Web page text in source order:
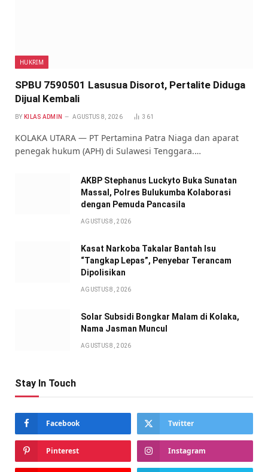
HUKRIM
SPBU 7590501 Lasusua Disorot, Pertalite Diduga
Dijual Kembali
BY KILAS ADMIN AGUSTUS 8, 2026 361
KOLAKA UTARA — PT Pertamina Patra Niaga dan aparat
penegak hukum (APH) di Sulawesi Tenggara.…
AKBP Stephanus Luckyto Buka Sunatan
Massal, Polres Bulukumba Kolaborasi
dengan Pemuda Pancasila
AGUSTUS 8, 2026
Kasat Narkoba Takalar Bantah Isu
“Tangkap Lepas”, Penyebar Terancam
Dipolisikan
AGUSTUS 8, 2026
Solar Subsidi Bongkar Malam di Kolaka,
Nama Jasman Muncul
AGUSTUS 8, 2026
Stay In Touch
Facebook Twitter
Pinterest Instagram